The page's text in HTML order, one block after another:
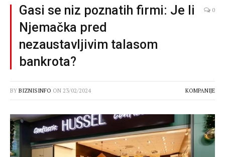
Gasi se niz poznatih firmi: Je li
Njemačka pred
nezaustavljivim talasom
bankrota?
0
BY BIZNISINFO ON 23/02/2024 KOMPANIJE